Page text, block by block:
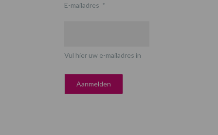
E-mailadres *
Vul hier uw e-mailadres in